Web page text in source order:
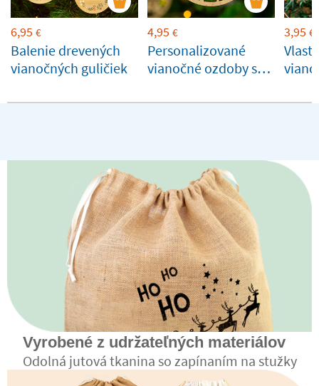
6,95 €
Balenie drevených
vianočných guličiek
4,95 €
Personalizované
vianočné ozdoby s
3,95 €
Vyrobené z udržateľných materiálov
Odolná jutová tkanina so zapínaním na stužky